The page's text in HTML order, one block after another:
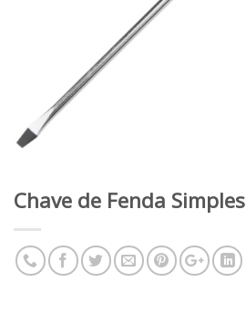
Chave de Fenda Simples